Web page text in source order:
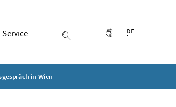
Service Suche einblenden
Leichter lesenGebärdensprache
Ausgewählte
DE
in Wien